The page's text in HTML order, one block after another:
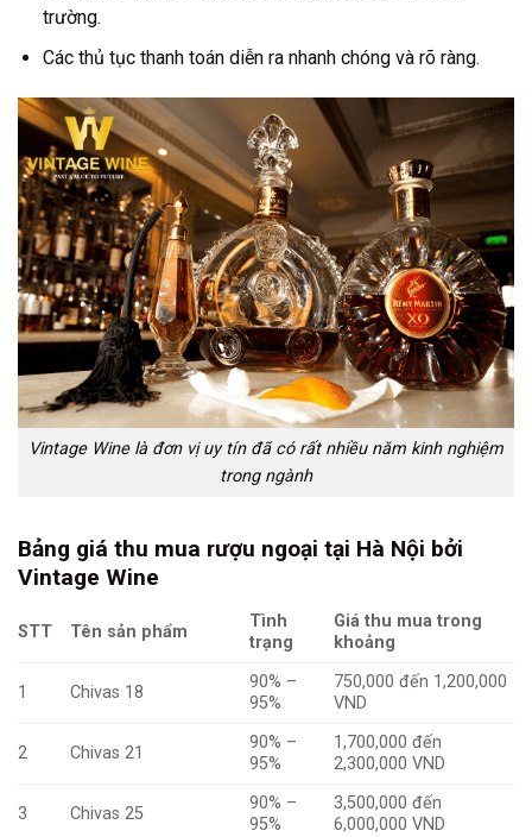
trường.
Các thủ tục thanh toán diễn ra nhanh chóng và rõ ràng.
Vintage Wine là đơn vị uy tín đã có rất nhiều năm kinh nghiệm
trong ngành
Bảng giá thu mua rượu ngoại tại Hà Nội bởi
Vintage Wine
STT Tên sản phẩm
Tình
trạng
Giá thu mua trong
khoảng
1 Chivas 18
90% –
95%
750,000 đến 1,200,000
VND
2 Chivas 21
90% –
95%
1,700,000 đến
2,300,000 VND
3 Chivas 25
90% –
95%
3,500,000 đến
6,000,000 VND